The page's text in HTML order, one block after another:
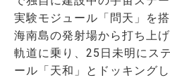
実験モジュール「問天」を
海南島の発射場から打ち上
軌道に乗り、25日未明にス
ール「天和」とドッキング